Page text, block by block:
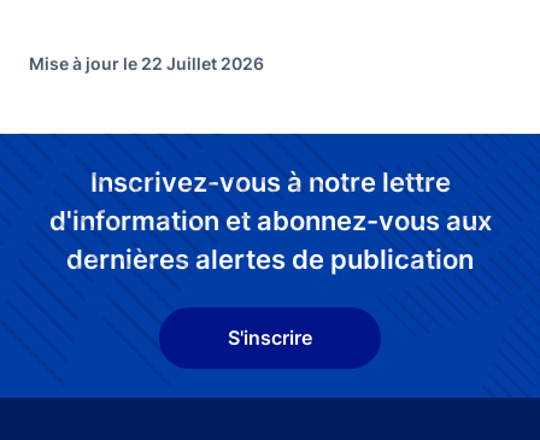
Mise à jour le 22 Juillet 2026
Inscrivez-vous à notre lettre
d'information et abonnez-vous aux
dernières alertes de publication
S'inscrire